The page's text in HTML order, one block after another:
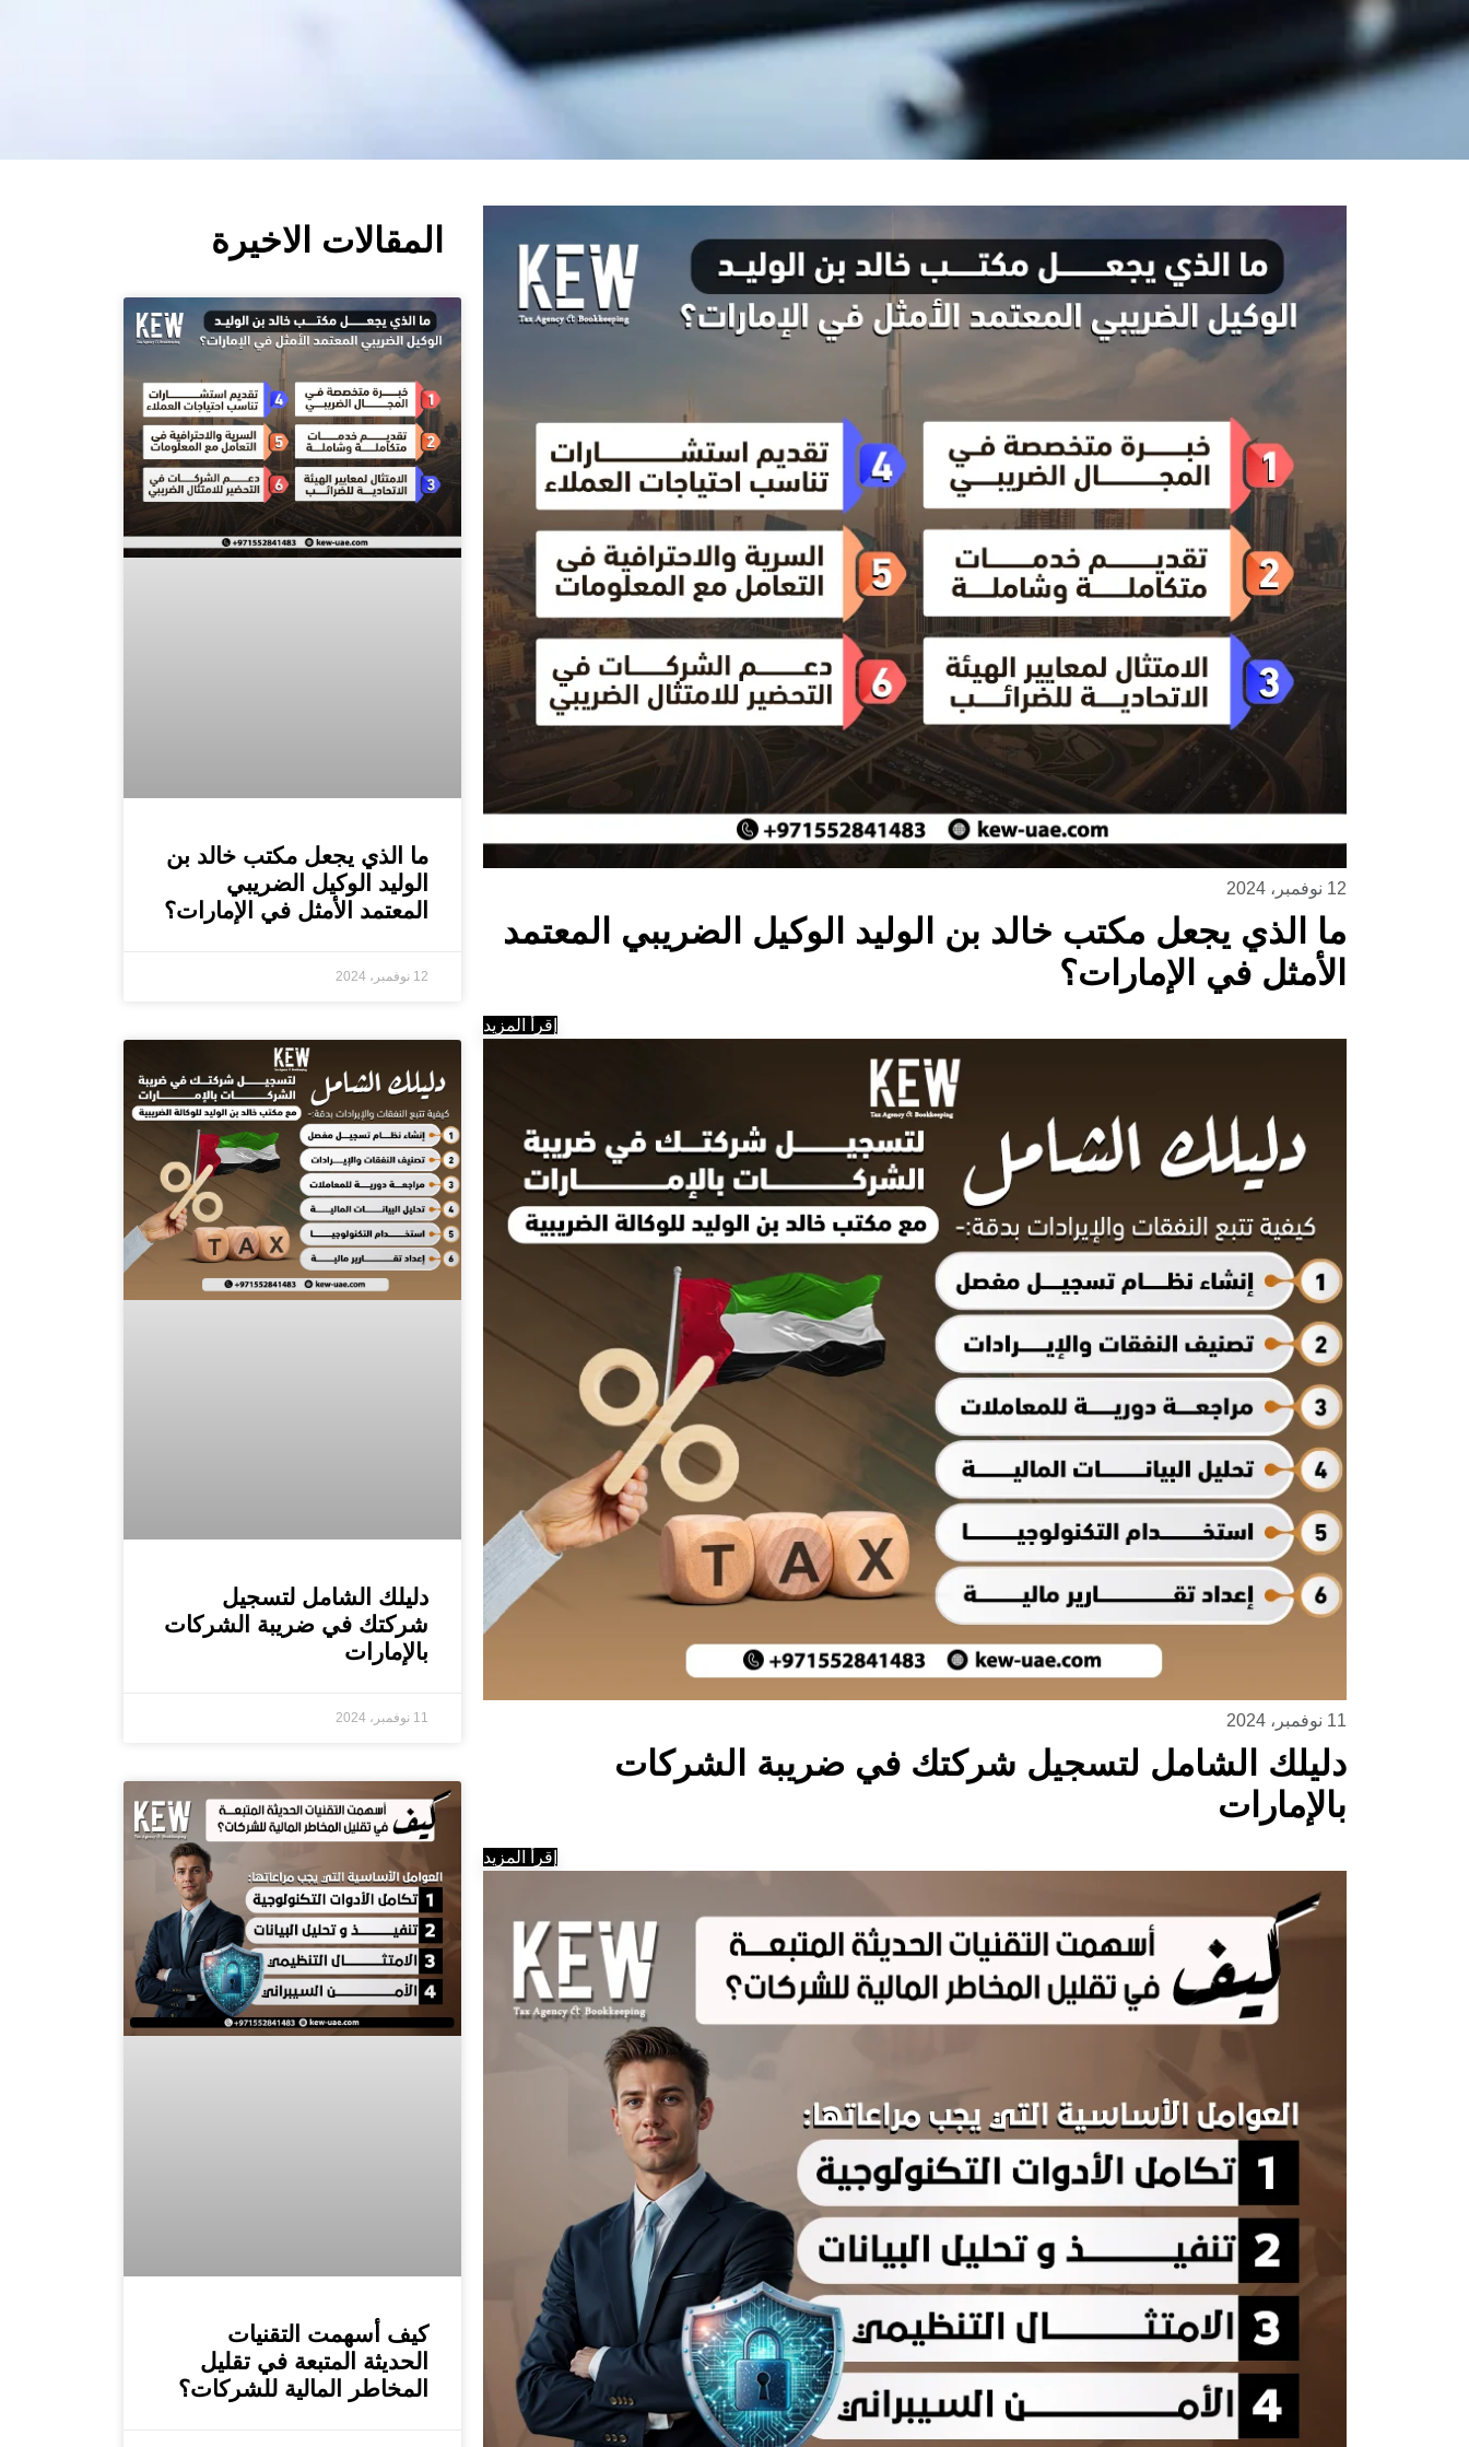
12 نوفمبر، 2024
ما الذي يجعل مكتب خالد بن الوليد الوكيل الضريبي المعتمد
الأمثل في الإمارات؟
إقرأ المزيد
11 نوفمبر، 2024
دليلك الشامل لتسجيل شركتك في ضريبة الشركات
بالإمارات
إقرأ المزيد
المقالات الاخيرة
ما الذي يجعل مكتب خالد بن
الوليد الوكيل الضريبي
المعتمد الأمثل في الإمارات؟
12 نوفمبر، 2024
دليلك الشامل لتسجيل
شركتك في ضريبة الشركات
بالإمارات
11 نوفمبر، 2024
كيف أسهمت التقنيات
الحديثة المتبعة في تقليل
المخاطر المالية للشركات؟